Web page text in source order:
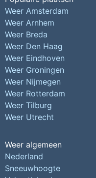
Weer Amsterdam
Weer Arnhem
Weer Breda
Weer Den Haag
Weer Eindhoven
Weer Groningen
Weer Nijmegen
Weer Rotterdam
Weer Tilburg
Weer Utrecht
Weer algemeen
Nederland
Sneeuwhoogte